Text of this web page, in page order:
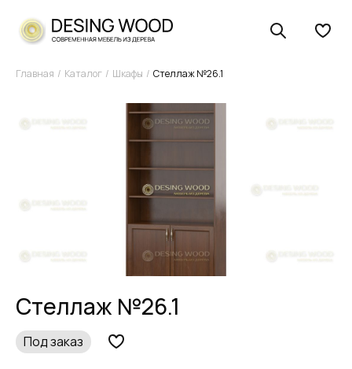
Главная Каталог Шкафы Стеллаж №26.1
Стеллаж №26.1
Под заказ